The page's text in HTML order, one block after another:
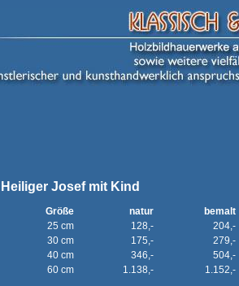
Heiliger Josef mit Kind
Größe natur
bemalt
25 cm
128,-
204,-
30 cm
175,-
279,-
40 cm
346,-
504,-
60 cm
1.138,- 1.152,-